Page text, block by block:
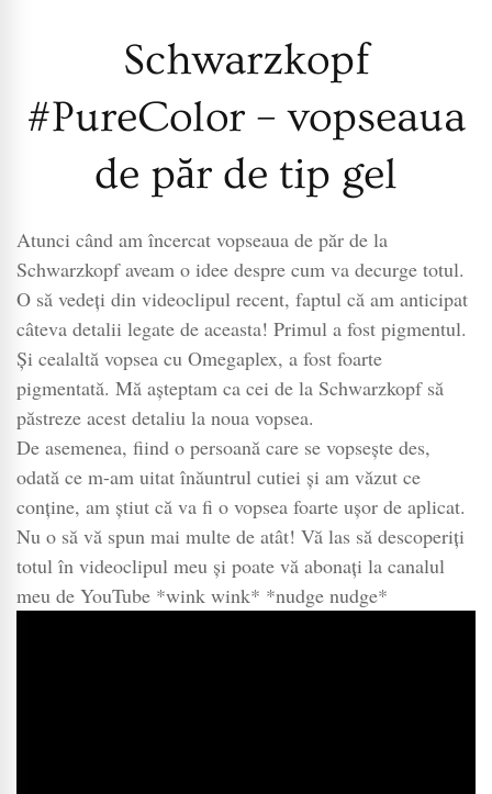
Schwarzkopf
#PureColor – vopseaua
de păr de tip gel
Atunci când am încercat vopseaua de păr de la
Schwarzkopf aveam o idee despre cum va decurge totul.
O să vedeți din videoclipul recent, faptul că am anticipat
câteva detalii legate de aceasta! Primul a fost pigmentul.
Și cealaltă vopsea cu Omegaplex, a fost foarte
pigmentată. Mă așteptam ca cei de la Schwarzkopf să
păstreze acest detaliu la noua vopsea.
De asemenea, fiind o persoană care se vopsește des,
odată ce m-am uitat înăuntrul cutiei și am văzut ce
conține, am știut că va fi o vopsea foarte ușor de aplicat.
Nu o să vă spun mai multe de atât! Vă las să descoperiți
totul în videoclipul meu și poate vă abonați la canalul
meu de YouTube *wink wink* *nudge nudge*